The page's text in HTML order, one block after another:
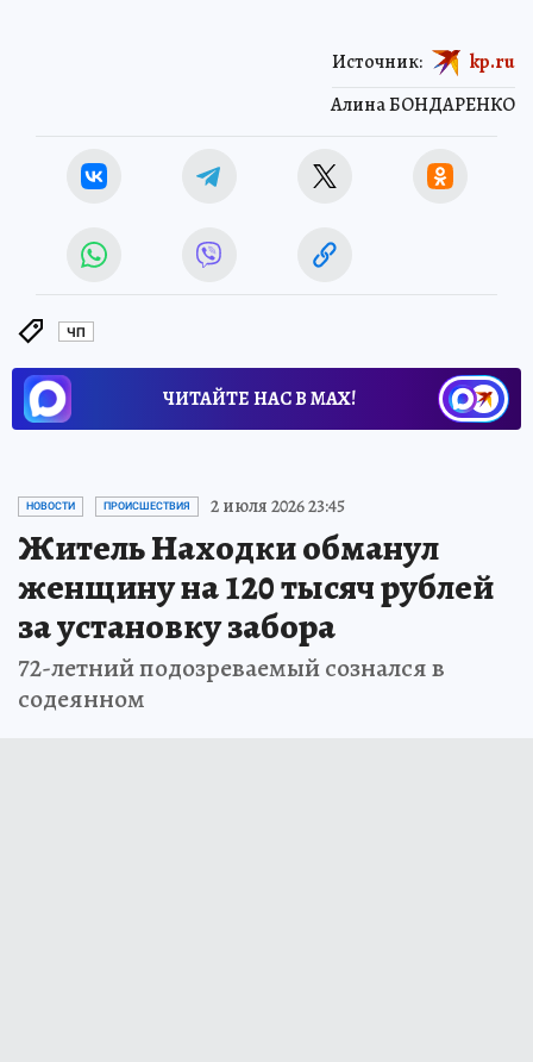
Алина БОНДАРЕНКО
Источник: kp.ru
ЧП
ЧИТАЙТЕ НАС В МАХ!
НОВОСТИ ПРОИСШЕСТВИЯ 2 июля 2026 23:45
Житель Находки обманул
женщину на 120 тысяч рублей
за установку забора
72-летний подозреваемый сознался в
содеянном